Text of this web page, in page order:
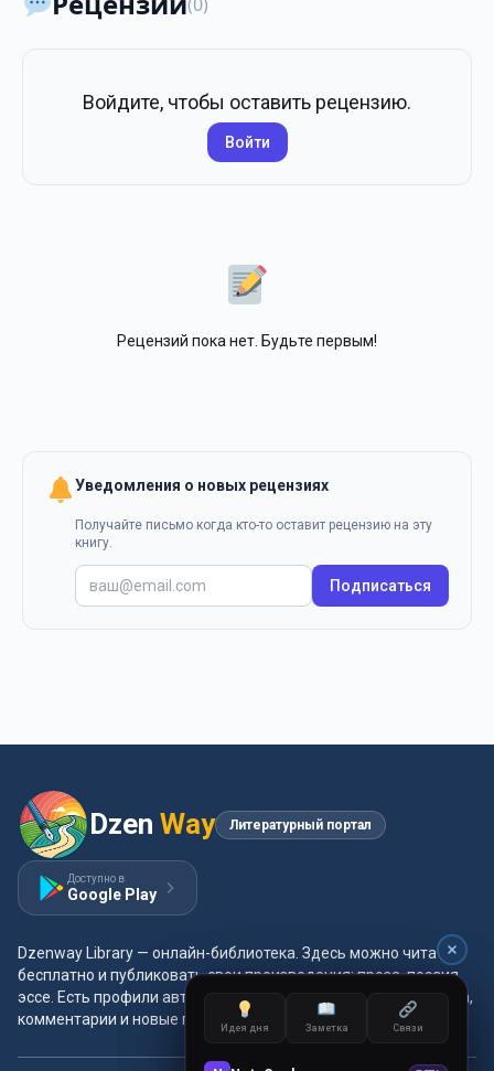
(0)
Войдите, чтобы оставить рецензию.
Войти
Рецензий пока нет. Будьте первым!
Уведомления о новых рецензиях
Получайте письмо когда кто-то оставит рецензию на эту
книгу.
Подписаться
Dzen Way Литературный портал
Доступно в
Google Play
Dzenway Library — онлайн-библиотека. Здесь можно читать
бесплатно и публиковать свои произведения: проза, поэзия,
эссе. Есть профили авторов, жанры и метки, удобная читалка,
комментарии и новые главы каждый день.
Идея дня Заметка Связи
Идея дня Заметка Связи